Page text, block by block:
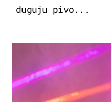
duguju pivo...
KULTURA & ZABAVA